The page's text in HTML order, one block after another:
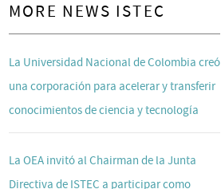
MORE NEWS ISTEC
La Universidad Nacional de Colombia creó
una corporación para acelerar y transferir
conocimientos de ciencia y tecnología
La OEA invitó al Chairman de la Junta
Directiva de ISTEC a participar como